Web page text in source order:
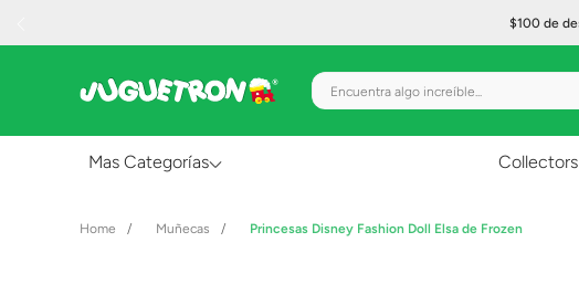
$100 de
Encuentra algo increíble...
Mas Categorías Collectors
Muñecas Princesas Disney Fashion Doll Elsa de Frozen